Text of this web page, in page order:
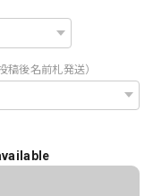
後名前札発送）